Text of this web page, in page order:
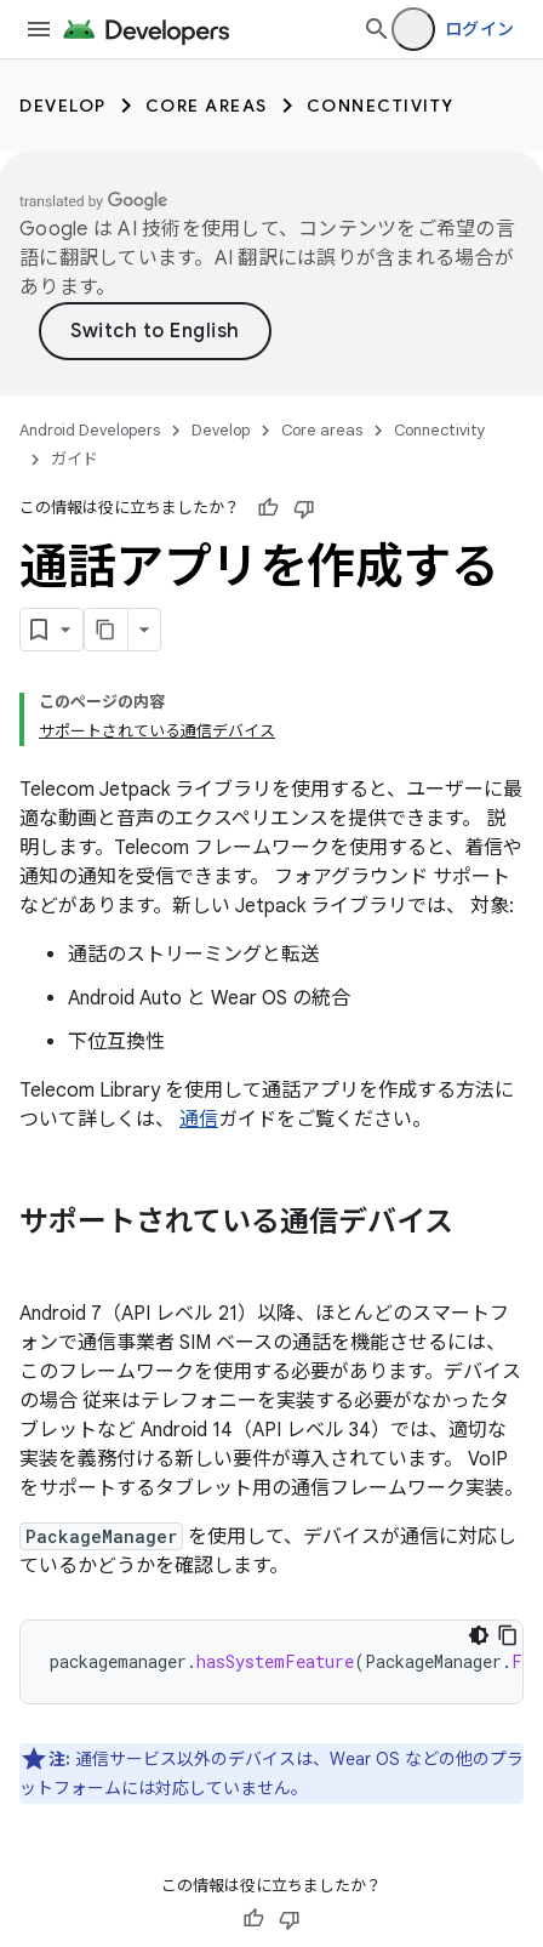
ログイン
DEVELOP CORE AREAS CONNECTIVITY
Google は AI 技術を使用して、コンテンツをご希望の言
語に翻訳しています。AI 翻訳には誤りが含まれる場合が
あります。
Android Developers Develop Core areas
Connectivity
ガイド
この情報は役に立ちましたか？
通話アプリを作成する
このページの内容
サポートされている通信デバイス
Telecom Jetpack ライブラリを使用すると、ユーザーに最
適な動画と音声のエクスペリエンスを提供できます。 説
明します。Telecom フレームワークを使用すると、着信や
通知の通知を受信できます。 フォアグラウンド サポート
などがあります。新しい Jetpack ライブラリでは、 対象:
通話のストリーミングと転送
Android Auto と Wear OS の統合
下位互換性
Telecom Library を使用して通話アプリを作成する方法に
ついて詳しくは、 通信ガイドをご覧ください。
サポートされている通信デバイス
Android 7（API レベル 21）以降、ほとんどのスマートフ
ォンで通信事業者 SIM ベースの通話を機能させるには、
このフレームワークを使用する必要があります。デバイス
の場合 従来はテレフォニーを実装する必要がなかったタ
ブレットなど Android 14（API レベル 34）では、適切な
実装を義務付ける新しい要件が導入されています。 VoIP
をサポートするタブレット用の通信フレームワーク実装。
PackageManager を使用して、デバイスが通信に対応し
ているかどうかを確認します。
packagemanager .hasSystemFeature(PackageManager .
注: 通信サービス以外のデバイスは、Wear OS などの他のプラ
ットフォームには対応していません。
この情報は役に立ちましたか？